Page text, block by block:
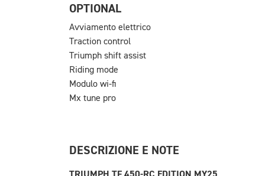
OPTIONAL
Avviamento elettrico
Traction control
Triumph shift assist
Riding mode
Modulo wi-fi
Mx tune pro
DESCRIZIONE E NOTE